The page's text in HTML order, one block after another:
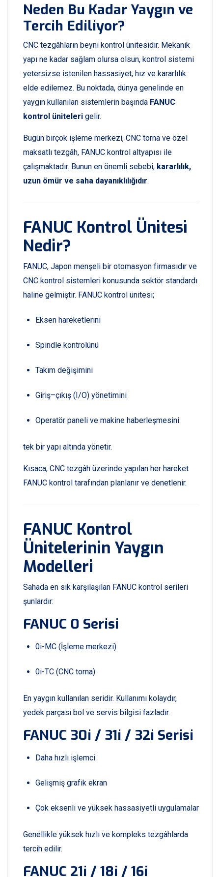
Neden Bu Kadar Yaygın ve
Tercih Ediliyor?
CNC tezgâhların beyni kontrol ünitesidir. Mekanik
yapı ne kadar sağlam olursa olsun, kontrol sistemi
yetersizse istenilen hassasiyet, hız ve kararlılık
elde edilemez. Bu noktada, dünya genelinde en
yaygın kullanılan sistemlerin başında FANUC
kontrol üniteleri gelir.
Bugün birçok işleme merkezi, CNC torna ve özel
maksatlı tezgâh, FANUC kontrol altyapısı ile
çalışmaktadır. Bunun en önemli sebebi; kararlılık,
uzun ömür ve saha dayanıklılığıdır.
FANUC Kontrol Ünitesi
Nedir?
FANUC, Japon menşeli bir otomasyon firmasıdır ve
CNC kontrol sistemleri konusunda sektör standardı
haline gelmiştir. FANUC kontrol ünitesi;
Eksen hareketlerini
Spindle kontrolünü
Takım değişimini
Giriş–çıkış (I/O) yönetimini
Operatör paneli ve makine haberleşmesini
tek bir yapı altında yönetir.
Kısaca, CNC tezgâh üzerinde yapılan her hareket
FANUC kontrol tarafından planlanır ve denetlenir.
FANUC Kontrol
Ünitelerinin Yaygın
Modelleri
Sahada en sık karşılaşılan FANUC kontrol serileri
şunlardır:
FANUC 0 Serisi
0i-MC (İşleme merkezi)
0i-TC (CNC torna)
En yaygın kullanılan seridir. Kullanımı kolaydır,
yedek parçası bol ve servis bilgisi fazladır.
FANUC 30i / 31i / 32i Serisi
Daha hızlı işlemci
Gelişmiş grafik ekran
Çok eksenli ve yüksek hassasiyetli uygulamalar
Genellikle yüksek hızlı ve kompleks tezgâhlarda
tercih edilir.
FANUC 21i / 18i / 16i